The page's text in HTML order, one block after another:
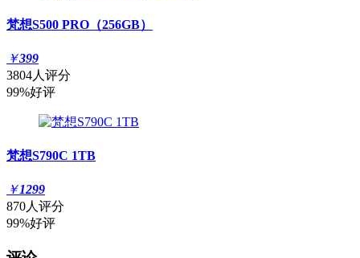
梵想S500 PRO（256GB）
￥399
3804人评分
99%好评
梵想S790C 1TB
￥1299
870人评分
99%好评